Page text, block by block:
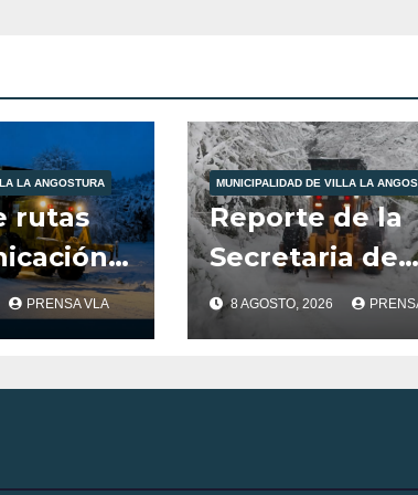
LA ANGOSTURA
rutas
PRENSA VLA
MUNICIPALIDAD DE VILLA LA
Reporte de la
Secretaria de
Servicios
Municipalidad
8 AGOSTO, 2026